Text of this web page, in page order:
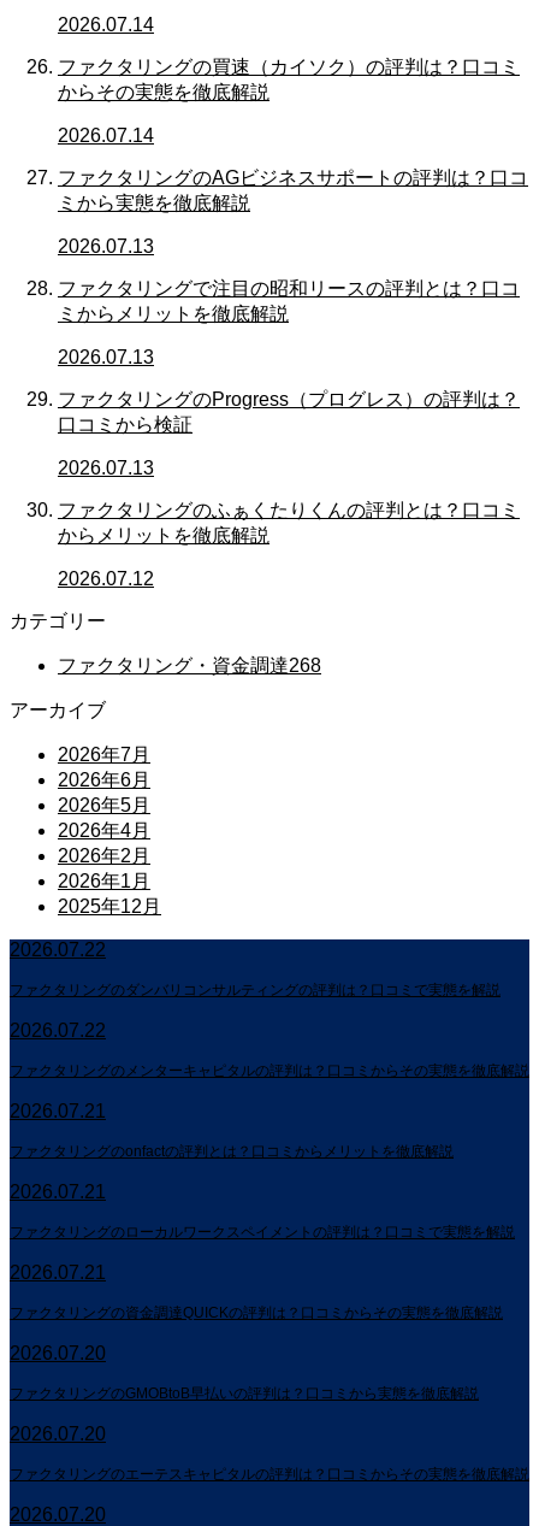
2026.07.14
ファクタリングの買速（カイソク）の評判は？口コミ
からその実態を徹底解説
2026.07.14
ファクタリングのAGビジネスサポートの評判は？口コ
ミから実態を徹底解説
2026.07.13
ファクタリングで注目の昭和リースの評判とは？口コ
ミからメリットを徹底解説
2026.07.13
ファクタリングのProgress（プログレス）の評判は？
口コミから検証
2026.07.13
ファクタリングのふぁくたりくんの評判とは？口コミ
からメリットを徹底解説
2026.07.12
カテゴリー
ファクタリング・資金調達268
アーカイブ
2026年7月
2026年6月
2026年5月
2026年4月
2026年2月
2026年1月
2025年12月
2026.07.22
ファクタリングのダンバリコンサルティングの評判は？口コミで実態を解説
2026.07.22
ファクタリングのメンターキャピタルの評判は？口コミからその実態を徹底解説
2026.07.21
ファクタリングのonfactの評判とは？口コミからメリットを徹底解説
2026.07.21
ファクタリングのローカルワークスペイメントの評判は？口コミで実態を解説
2026.07.21
ファクタリングの資金調達QUICKの評判は？口コミからその実態を徹底解説
2026.07.20
ファクタリングのGMOBtoB早払いの評判は？口コミから実態を徹底解説
2026.07.20
ファクタリングのエーテスキャピタルの評判は？口コミからその実態を徹底解説
2026.07.20